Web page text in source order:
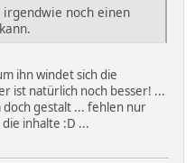
noch einen
ihn windet sich die
ist natürlich noch besser! ...
gestalt ... fehlen nur
inhalte :D ...